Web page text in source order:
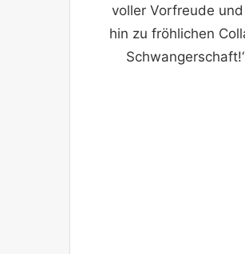
voller Vorfreude
hin zu fröhlichen